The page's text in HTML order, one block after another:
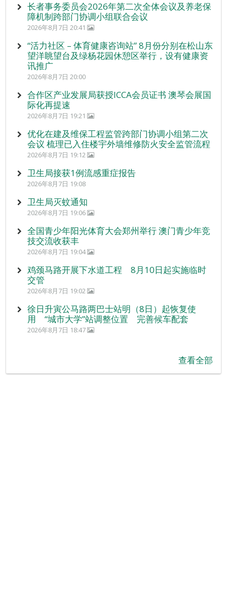
长者事务委员会2026年第二次全体会议及养老保
障机制跨部门协调小组联合会议
2026年8月7日 20:41
“活力社区 – 体育健康咨询站” 8月份分别在松山东
望洋眺望台及绿杨花园休憩区举行，设有健康资
讯推广
2026年8月7日 20:00
合作区产业发展局获授ICCA会员证书 澳琴会展国
际化再提速
2026年8月7日 19:21
优化在建及维保工程监管跨部门协调小组第二次
会议 梳理已入住楼宇外墙维修防火安全监管流程
2026年8月7日 19:12
卫生局接获1例流感重症报告
2026年8月7日 19:08
卫生局灭蚊通知
2026年8月7日 19:06
全国青少年阳光体育大会郑州举行 澳门青少年竞
技交流收获丰
2026年8月7日 19:04
鸡颈马路开展下水道工程 8月10日起实施临时
交管
2026年8月7日 19:02
徐日升寅公马路两巴士站明（8日）起恢复使
用 “城市大学”站调整位置 完善候车配套
2026年8月7日 18:47
查看全部